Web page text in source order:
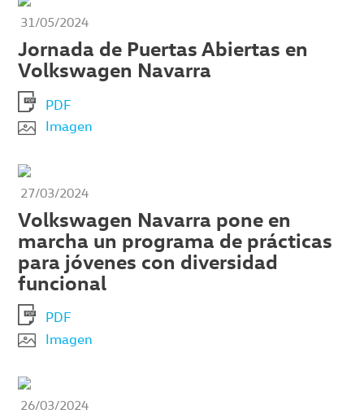
31/05/2024
Jornada de Puertas Abiertas en
Volkswagen Navarra
PDF
Imagen
27/03/2024
Volkswagen Navarra pone en
marcha un programa de prácticas
para jóvenes con diversidad
funcional
PDF
Imagen
26/03/2024